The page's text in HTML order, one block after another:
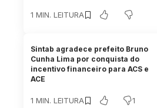
1 MIN. LEITURA
Sintab agradece prefeito Bruno
Cunha Lima por conquista do
incentivo financeiro para ACS e
ACE
1 MIN. LEITURA 1